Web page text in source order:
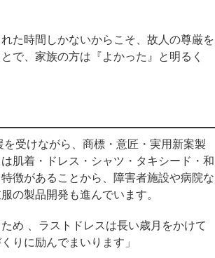
た時間しかないからこそ、故人の尊厳を
で、家族の方は『よかった』と明るく
受けながら、商標・意匠・実用新案製
肌着・ドレス・シャツ・タキシード・和
徴があることから、障害者施設や病院な
の製品開発も進んでいます。
め 、ラストドレスは長い歳月をかけて
りに励んでまいります」